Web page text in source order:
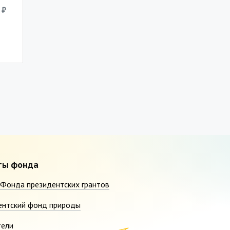
₽
фонда
президентских грантов
фонд природы